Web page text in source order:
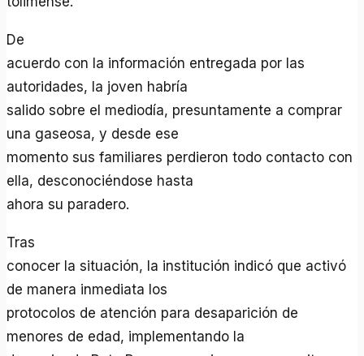
De
acuerdo con la información entregada por las
autoridades, la joven habría
salido sobre el mediodía, presuntamente a comprar
una gaseosa, y desde ese
momento sus familiares perdieron todo contacto con
ella, desconociéndose hasta
ahora su paradero.
Tras
conocer la situación, la institución indicó que activó
de manera inmediata los
protocolos de atención para desaparición de
menores de edad, implementando la